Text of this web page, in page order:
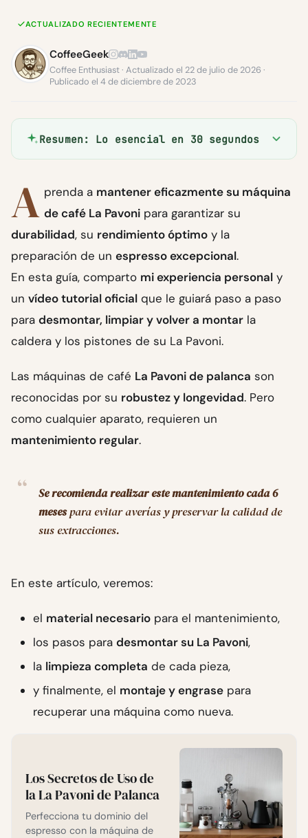
ACTUALIZADO RECIENTEMENTE
CoffeeGeek
Coffee Enthusiast · Actualizado el 22 de julio de 2026 ·
Publicado el 4 de diciembre de 2023
Resumen: Lo esencial en 30 segundos
A prenda a mantener eficazmente su máquina
de café La Pavoni para garantizar su
durabilidad, su rendimiento óptimo y la
preparación de un espresso excepcional.
En esta guía, comparto mi experiencia personal y
un vídeo tutorial oficial que le guiará paso a paso
para desmontar, limpiar y volver a montar la
caldera y los pistones de su La Pavoni.
Las máquinas de café La Pavoni de palanca son
reconocidas por su robustez y longevidad. Pero
como cualquier aparato, requieren un
mantenimiento regular.
Se recomienda realizar este mantenimiento cada 6
mesespara evitar averías y preservar la calidad de
sus extracciones.
En este artículo, veremos:
el material necesario para el mantenimiento,
los pasos para desmontar su La Pavoni,
la limpieza completa de cada pieza,
y finalmente, el montaje y engrase para
recuperar una máquina como nueva.
Los Secretos de Uso de
la La Pavoni de Palanca
Perfecciona tu dominio del
espresso con la máquina de